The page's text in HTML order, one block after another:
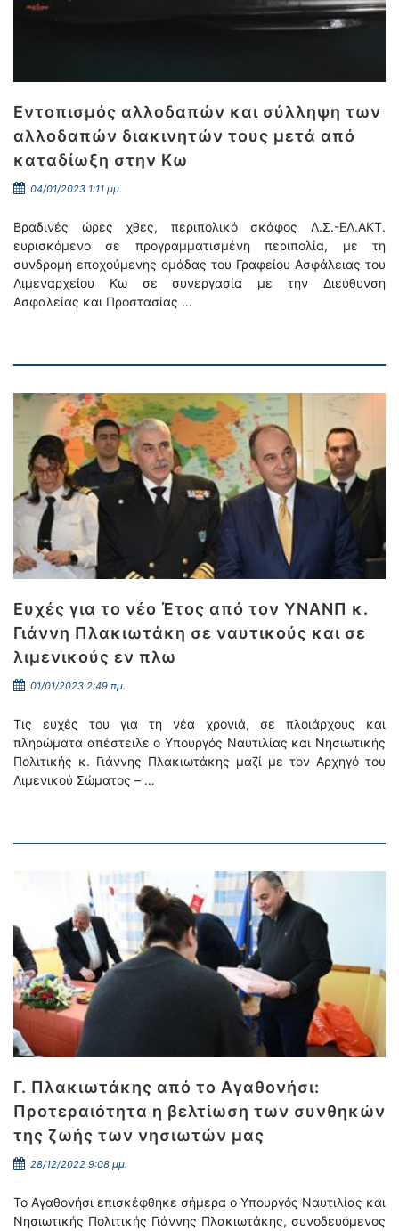
Εντοπισμός αλλοδαπών και σύλληψη των
αλλοδαπών διακινητών τους μετά από
καταδίωξη στην Κω
04/01/2023 1:11 μμ.
Βραδινές ώρες χθες, περιπολικό σκάφος Λ.Σ.-ΕΛ.ΑΚΤ.
ευρισκόμενο σε προγραμματισμένη περιπολία, με τη
συνδρομή εποχούμενης ομάδας του Γραφείου Ασφάλειας του
Λιμεναρχείου Κω σε συνεργασία με την Διεύθυνση
Ασφαλείας και Προστασίας …
Ευχές για το νέο Έτος από τον ΥΝΑΝΠ κ.
Γιάννη Πλακιωτάκη σε ναυτικούς και σε
λιμενικούς εν πλω
01/01/2023 2:49 πμ.
Τις ευχές του για τη νέα χρονιά, σε πλοιάρχους και
πληρώματα απέστειλε ο Υπουργός Ναυτιλίας και Νησιωτικής
Πολιτικής κ. Γιάννης Πλακιωτάκης μαζί με τον Αρχηγό του
Λιμενικού Σώματος – …
Γ. Πλακιωτάκης από το Αγαθονήσι:
Προτεραιότητα η βελτίωση των συνθηκών
της ζωής των νησιωτών μας
28/12/2022 9:08 μμ.
To Αγαθονήσι επισκέφθηκε σήμερα ο Υπουργός Ναυτιλίας και
Νησιωτικής Πολιτικής Γιάννης Πλακιωτάκης, συνοδευόμενος